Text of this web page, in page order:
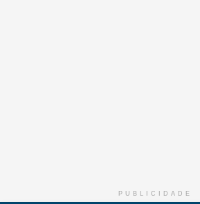
PUBLICIDADE